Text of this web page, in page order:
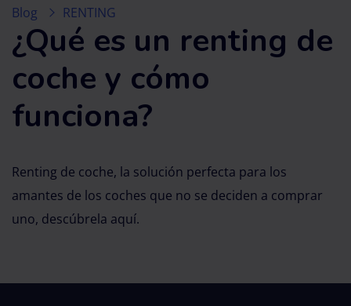
Blog RENTING
¿Qué es un renting de
coche y cómo
funciona?
Renting de coche, la solución perfecta para los
amantes de los coches que no se deciden a comprar
uno, descúbrela aquí.